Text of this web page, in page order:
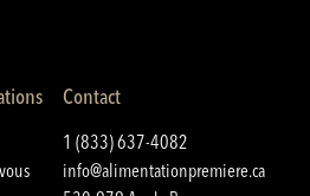
Contact
1 (833) 637-4082
info@alimentationpremiere.ca